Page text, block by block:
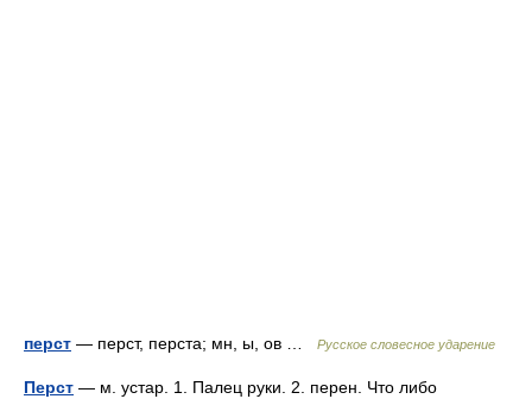
перст — перст, перста; мн, ы, ов … Русское словесное ударение
Перст — м. устар. 1. Палец руки. 2. перен. Что либо